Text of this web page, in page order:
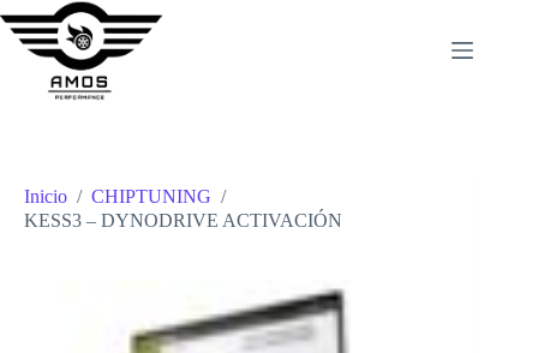
al
contenido
Inicio / CHIPTUNING /
KESS3 – DYNODRIVE ACTIVACIÓN